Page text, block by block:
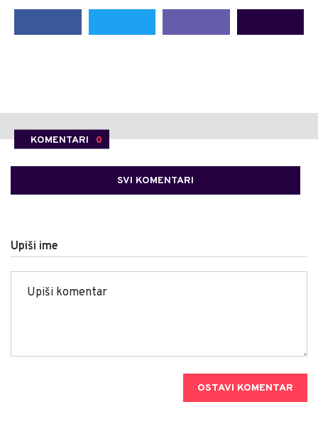
KOMENTARI 0
SVI KOMENTARI
Upiši ime
OSTAVI KOMENTAR